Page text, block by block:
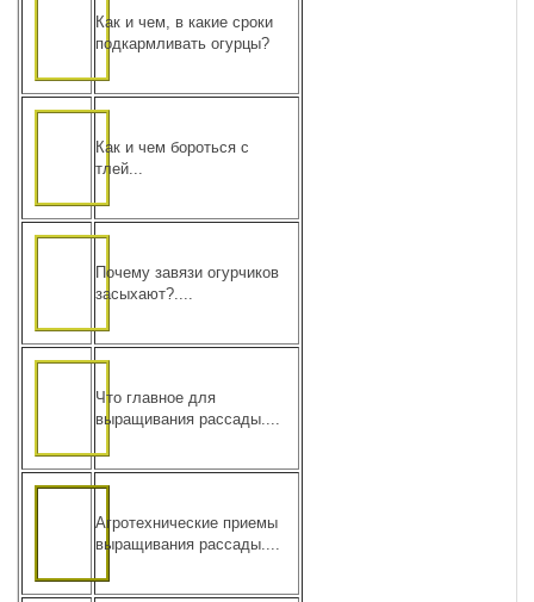
Как и чем, в какие сроки
подкармливать огурцы?
Как и чем бороться с
тлей...
Почему завязи огурчиков
засыхают?....
Что главное для
выращивания рассады....
Агротехнические приемы
выращивания рассады....